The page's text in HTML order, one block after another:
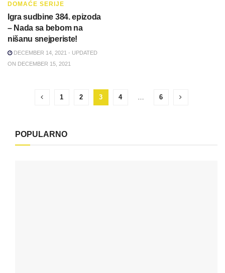
DOMAĆE SERIJE
Igra sudbine 384. epizoda
– Nada sa bebom na
nišanu snejperiste!
DECEMBER 14, 2021 - UPDATED
ON DECEMBER 15, 2021
1 2 3 4 … 6
POPULARNO